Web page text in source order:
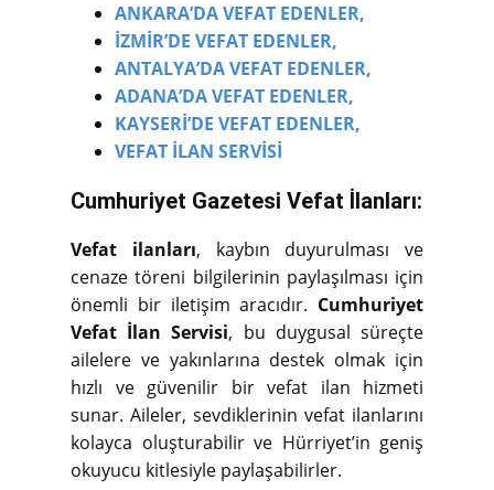
ANKARA’DA VEFAT EDENLER,
İZMİR’DE VEFAT EDENLER,
ANTALYA’DA VEFAT EDENLER,
ADANA’DA VEFAT EDENLER,
KAYSERİ’DE VEFAT EDENLER,
VEFAT İLAN SERVİSİ
Cumhuriyet Gazetesi Vefat İlanları:
Vefat ilanları, kaybın duyurulması ve
cenaze töreni bilgilerinin paylaşılması için
önemli bir iletişim aracıdır. Cumhuriyet
Vefat İlan Servisi, bu duygusal süreçte
ailelere ve yakınlarına destek olmak için
hızlı ve güvenilir bir vefat ilan hizmeti
sunar. Aileler, sevdiklerinin vefat ilanlarını
kolayca oluşturabilir ve Hürriyet’in geniş
okuyucu kitlesiyle paylaşabilirler.